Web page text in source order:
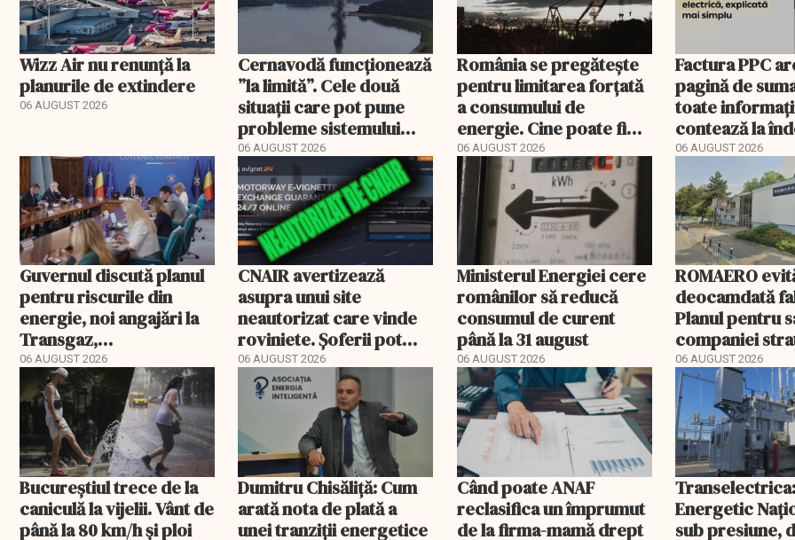
Wizz Air nu renunță la
planurile de extindere
06 AUGUST 2026
Cernavodă funcționează
”la limită”. Cele două
situații care pot pune
probleme sistemului
energetic
06 AUGUST 2026
România se pregătește
pentru limitarea forțată
a consumului de
energie. Cine poate fi
deconectat
06 AUGUST 2026
Factura PPC
pagină de
toate
contează la
06 AUGUST 2026
Guvernul discută planul
pentru riscurile din
energie, noi angajări la
Transgaz,
Transelectrica și
Hidroelectrica și
programul pentru di
06 AUGUST 2026
CNAIR avertizează
asupra unui site
neautorizat care vinde
roviniete. Șoferii pot
plăti și cu 186% mai mult
06 AUGUST 2026
Ministerul Energiei cere
românilor să reducă
consumul de curent
până la 31 august
06 AUGUST 2026
ROMAERO
deocamdată
Planul pentru
companiei
fost confirmat
06 AUGUST 2026
Bucureștiul trece de la
caniculă la vijelii. Vânt de
până la 80 km/h și ploi
Dumitru Chisăliță: Cum
arată nota de plată a
unei tranziții energetice
Când poate ANAF
reclasifica un împrumut
de la firma-mamă drept
Energetic
sub presiune,